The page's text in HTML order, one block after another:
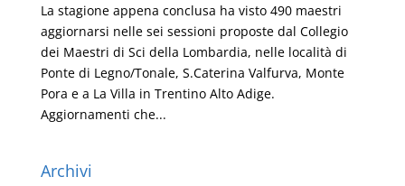
La stagione appena conclusa ha visto 490 maestri
aggiornarsi nelle sei sessioni proposte dal Collegio
dei Maestri di Sci della Lombardia, nelle località di
Ponte di Legno/Tonale, S.Caterina Valfurva, Monte
Pora e a La Villa in Trentino Alto Adige.
Aggiornamenti che...
Archivi